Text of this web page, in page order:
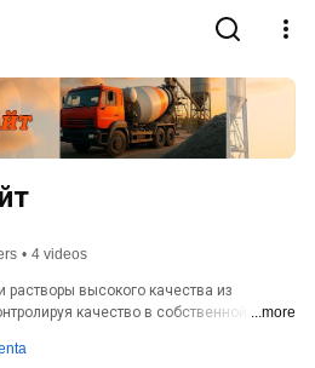
• 4 videos
высокого качества из
качество в собственной
решения по ТУ заказчика.
...more